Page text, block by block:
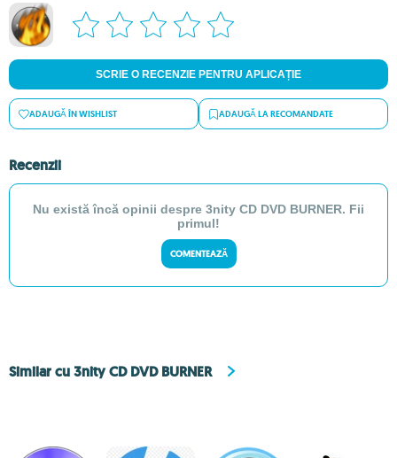
SCRIE O RECENZIE PENTRU APLICAȚIE
ADAUGĂ ÎN WISHLIST ADAUGĂ LA RECOMANDATE
Recenzii
Nu există încă opinii despre 3nity CD DVD BURNER. Fii
primul!
COMENTEAZĂ
Similar cu 3nity CD DVD BURNER